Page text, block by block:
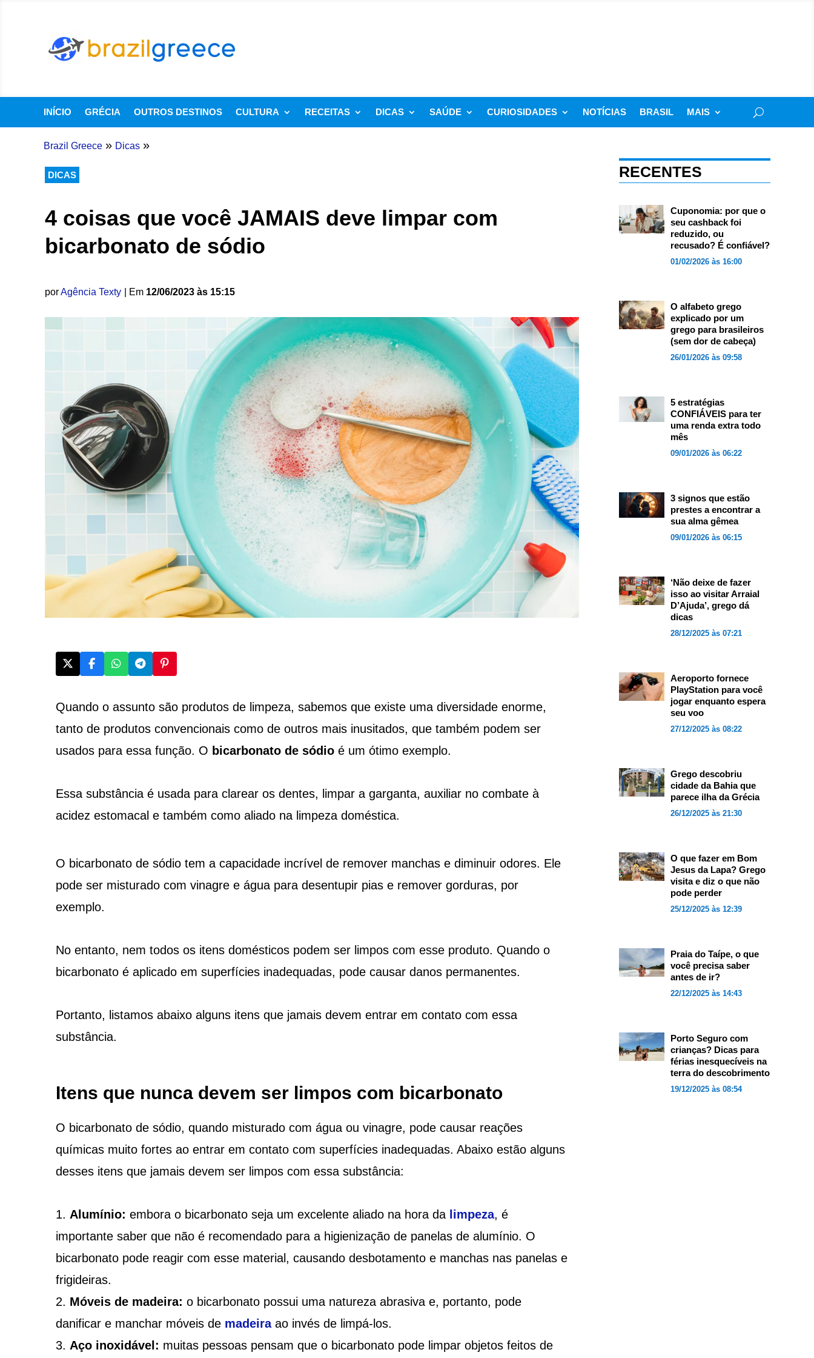
INÍCIO GRÉCIA OUTROS DESTINOS CULTURA RECEITAS DICAS SAÚDE CURIOSIDADES NOTÍCIAS BRASIL MAIS
Brazil Greece » Dicas »
DICAS
4 coisas que você JAMAIS deve limpar com
bicarbonato de sódio
porAgência Texty | Em 12/06/2023 às 15:15
Quando o assunto são produtos de limpeza, sabemos que existe uma diversidade enorme,
tanto de produtos convencionais como de outros mais inusitados, que também podem ser
usados para essa função. O bicarbonato de sódioé um ótimo exemplo.
Essa substância é usada para clarear os dentes, limpar a garganta, auxiliar no combate à
acidez estomacal e também como aliado na limpeza doméstica.
O bicarbonato de sódio tem a capacidade incrível de remover manchas e diminuir odores. Ele
pode ser misturado com vinagre e água para desentupir pias e remover gorduras, por
exemplo.
No entanto, nem todos os itens domésticos podem ser limpos com esse produto. Quando o
bicarbonato é aplicado em superfícies inadequadas, pode causar danos permanentes.
Portanto, listamos abaixo alguns itens que jamais devem entrar em contato com essa
substância.
Itens que nunca devem ser limpos com bicarbonato
O bicarbonato de sódio, quando misturado com água ou vinagre, pode causar reações
químicas muito fortes ao entrar em contato com superfícies inadequadas. Abaixo estão alguns
desses itens que jamais devem ser limpos com essa substância:
Alumínio: embora o bicarbonato seja um excelente aliado na hora da limpeza, é
importante saber que não é recomendado para a higienização de panelas de alumínio. O
bicarbonato pode reagir com esse material, causando desbotamento e manchas nas panelas e
frigideiras.
Móveis de madeira: o bicarbonato possui uma natureza abrasiva e, portanto, pode
danificar e manchar móveis de madeiraao invés de limpá-los.
Aço inoxidável: muitas pessoas pensam que o bicarbonato pode limpar objetos feitos de
RECENTES
Cuponomia: por que o
seu cashback foi
reduzido, ou
recusado? É confiável?
01/02/2026 às 16:00
O alfabeto grego
explicado por um
grego para brasileiros
(sem dor de cabeça)
26/01/2026 às 09:58
5 estratégias
CONFIÁVEIS para ter
uma renda extra todo
mês
09/01/2026 às 06:22
3 signos que estão
prestes a encontrar a
sua alma gêmea
09/01/2026 às 06:15
‘Não deixe de fazer
isso ao visitar Arraial
D’Ajuda’, grego dá
dicas
28/12/2025 às 07:21
Aeroporto fornece
PlayStation para você
jogar enquanto espera
seu voo
27/12/2025 às 08:22
Grego descobriu
cidade da Bahia que
parece ilha da Grécia
26/12/2025 às 21:30
O que fazer em Bom
Jesus da Lapa? Grego
visita e diz o que não
pode perder
25/12/2025 às 12:39
Praia do Taípe, o que
você precisa saber
antes de ir?
22/12/2025 às 14:43
Porto Seguro com
crianças? Dicas para
férias inesquecíveis na
terra do descobrimento
19/12/2025 às 08:54